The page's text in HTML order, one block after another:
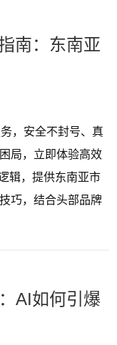
南：东南亚
，安全不封号、真
局，立即体验高效
辑，提供东南亚市
巧，结合头部品牌
AI如何引爆